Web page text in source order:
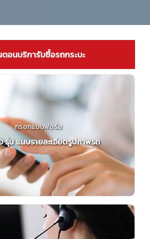
อนบริการับซื้อรถกระบะ
กรอกแบบฟอร์ม
รุ่น แนบรายละเอียดรูปภาพรถ